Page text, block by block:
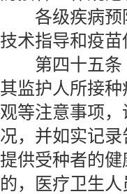
各级疾病预防
技术指导和疫苗
第四十五条
其监护人所接
观等注意事项
况，并如实记
提供受种者的
的，医疗卫生